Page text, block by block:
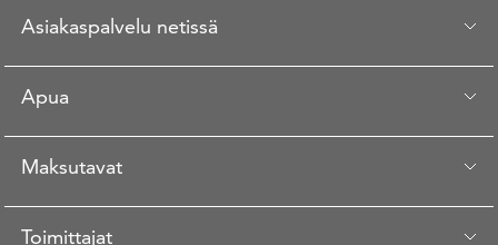
Asiakaspalvelu netissä
Apua
Maksutavat
Toimittajat